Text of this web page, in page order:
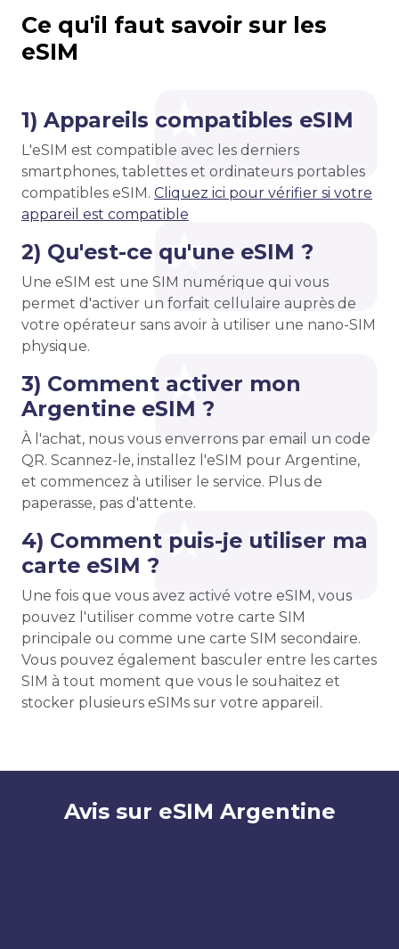
Ce qu'il faut savoir sur les
eSIM
1) Appareils compatibles eSIM
L'eSIM est compatible avec les derniers
smartphones, tablettes et ordinateurs portables
compatibles eSIM. Cliquez ici pour vérifier si votre
appareil est compatible
2) Qu'est-ce qu'une eSIM ?
Une eSIM est une SIM numérique qui vous
permet d'activer un forfait cellulaire auprès de
votre opérateur sans avoir à utiliser une nano-SIM
physique.
3) Comment activer mon
Argentine eSIM ?
À l'achat, nous vous enverrons par email un code
QR. Scannez-le, installez l'eSIM pour Argentine,
et commencez à utiliser le service. Plus de
paperasse, pas d'attente.
4) Comment puis-je utiliser ma
carte eSIM ?
Une fois que vous avez activé votre eSIM, vous
pouvez l'utiliser comme votre carte SIM
principale ou comme une carte SIM secondaire.
Vous pouvez également basculer entre les cartes
SIM à tout moment que vous le souhaitez et
stocker plusieurs eSIMs sur votre appareil.
Avis sur eSIM Argentine